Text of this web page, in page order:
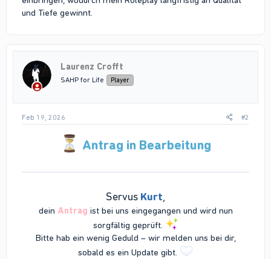
und Tiefe gewinnt.
Laurenz Crofft
SAHP for Life Player
Feb 19, 2026 #2
Antrag in Bearbeitung
Servus Kurt,
dein Antrag ist bei uns eingegangen und wird nun
sorgfältig geprüft.
Bitte hab ein wenig Geduld – wir melden uns bei dir,
sobald es ein Update gibt.